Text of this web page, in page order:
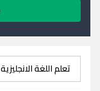
تعلم اللغة الانجليزية